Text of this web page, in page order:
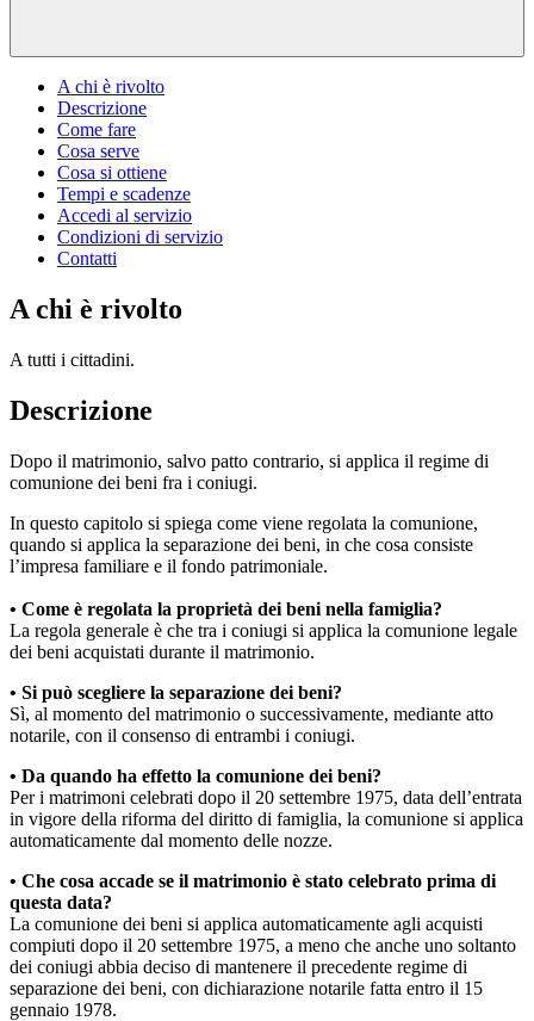
A chi è rivolto
Descrizione
Come fare
Cosa serve
Cosa si ottiene
Tempi e scadenze
Accedi al servizio
Condizioni di servizio
Contatti
A chi è rivolto
A tutti i cittadini.
Descrizione
Dopo il matrimonio, salvo patto contrario, si applica il regime di
comunione dei beni fra i coniugi.
In questo capitolo si spiega come viene regolata la comunione,
quando si applica la separazione dei beni, in che cosa consiste
l’impresa familiare e il fondo patrimoniale.
• Come è regolata la proprietà dei beni nella famiglia?
La regola generale è che tra i coniugi si applica la comunione legale
dei beni acquistati durante il matrimonio.
• Si può scegliere la separazione dei beni?
Sì, al momento del matrimonio o successivamente, mediante atto
notarile, con il consenso di entrambi i coniugi.
• Da quando ha effetto la comunione dei beni?
Per i matrimoni celebrati dopo il 20 settembre 1975, data dell’entrata
in vigore della riforma del diritto di famiglia, la comunione si applica
automaticamente dal momento delle nozze.
• Che cosa accade se il matrimonio è stato celebrato prima di
questa data?
La comunione dei beni si applica automaticamente agli acquisti
compiuti dopo il 20 settembre 1975, a meno che anche uno soltanto
dei coniugi abbia deciso di mantenere il precedente regime di
separazione dei beni, con dichiarazione notarile fatta entro il 15
gennaio 1978.